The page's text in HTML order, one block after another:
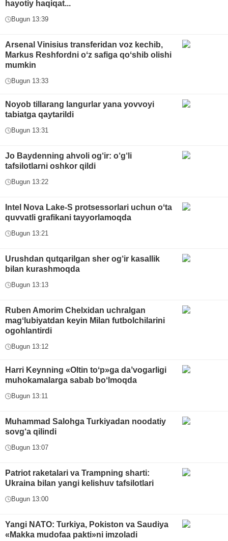
hayotiy haqiqat...
Bugun 13:39
Arsenal Vinisius transferidan voz kechib,
Markus Reshfordni oʻz safiga qoʻshib olishi
mumkin
Bugun 13:33
Noyob tillarang langurlar yana yovvoyi
tabiatga qaytarildi
Bugun 13:31
Jo Baydenning ahvoli og‘ir: o‘g‘li
tafsilotlarni oshkor qildi
Bugun 13:22
Intel Nova Lake-S protsessorlari uchun oʻta
quvvatli grafikani tayyorlamoqda
Bugun 13:21
Urushdan qutqarilgan sher og‘ir kasallik
bilan kurashmoqda
Bugun 13:13
Ruben Amorim Chelxidan uchralgan
magʻlubiyatdan keyin Milan futbolchilarini
ogohlantirdi
Bugun 13:12
Harri Keynning «Oltin toʻp»ga daʼvogarligi
muhokamalarga sabab boʻlmoqda
Bugun 13:11
Muhammad Salohga Turkiyadan noodatiy
sovg‘a qilindi
Bugun 13:07
Patriot raketalari va Trampning sharti:
Ukraina bilan yangi kelishuv tafsilotlari
Bugun 13:00
Yangi NATO: Turkiya, Pokiston va Saudiya
«Makka mudofaa pakti»ni imzoladi